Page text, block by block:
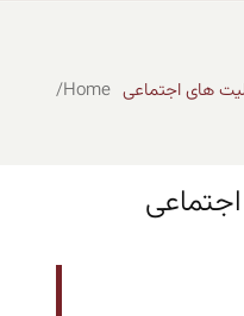
Home های اجتماعی